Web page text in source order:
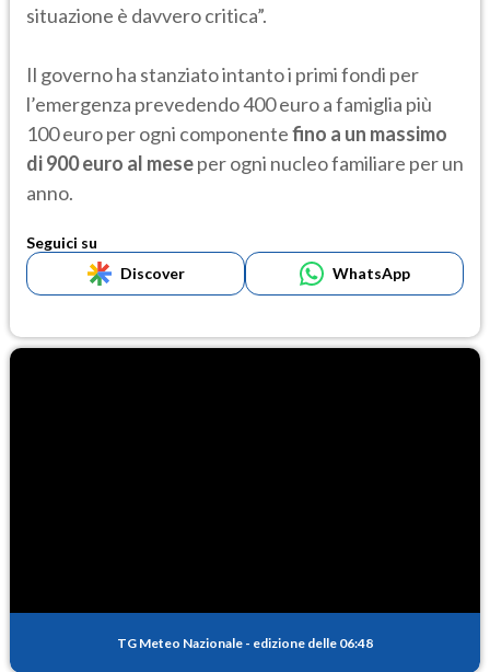
situazione è davvero critica”.
Il governo ha stanziato intanto i primi fondi per
l’emergenza prevedendo 400 euro a famiglia più
100 euro per ogni componentefino a un massimo
di 900 euro al meseper ogni nucleo familiare per un
anno.
Seguici su
Discover
WhatsApp
TG Meteo Nazionale - edizione delle 06:48